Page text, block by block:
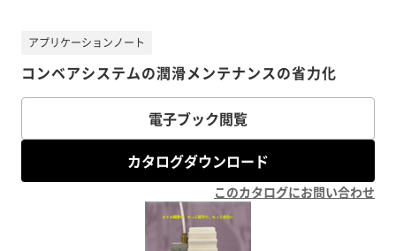
コンベアシステムの潤滑メンテナンスの省力化
アプリケーションノート
電子ブック閲覧
カタログダウンロード
このカタログにお問い合わせ